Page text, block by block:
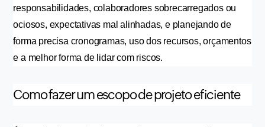
responsabilidades, colaboradores sobrecarregados ou
ociosos, expectativas mal alinhadas, e planejando de
forma precisa cronogramas, uso dos recursos, orçamentos
e a melhor forma de lidar com riscos.
Como fazer um escopo de projeto eficiente